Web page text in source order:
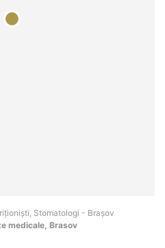
Stomatologi - Braşov
medicale, Brasov